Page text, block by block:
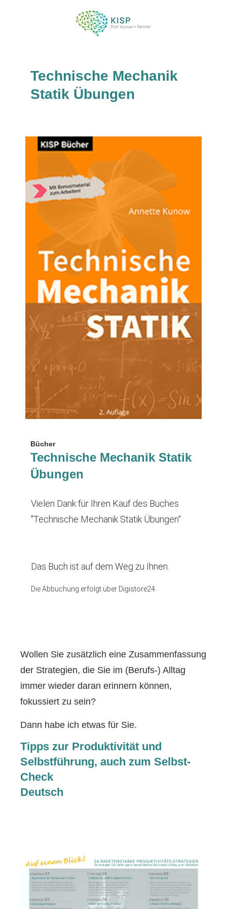
Technische Mechanik
Statik Übungen
Bücher
Technische Mechanik Statik
Übungen
Vielen Dank für Ihren Kauf des Buches
"Technische Mechanik Statik Übungen“
Das Buch ist auf dem Weg zu Ihnen.
Die Abbuchung erfolgt über Digistore24.
Wollen Sie zusätzlich eine Zusammenfassung
der Strategien, die Sie im (Berufs-) Alltag
immer wieder daran erinnern können,
fokussiert zu sein?
Dann habe ich etwas für Sie.
Tipps zur Produktivität und
Selbstführung, auch zum Selbst-
Check
Deutsch